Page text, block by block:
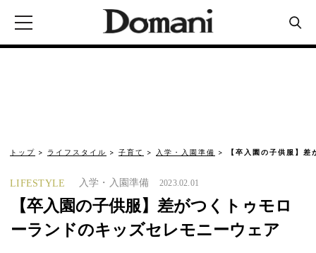
トップ ライフスタイル 子育て 入学・入園準備 【卒入園の子供服】
LIFESTYLE 入学・入園準備 2023.02.01
【卒入園の子供服】差がつくトゥモロ
ーランドのキッズセレモニーウェア